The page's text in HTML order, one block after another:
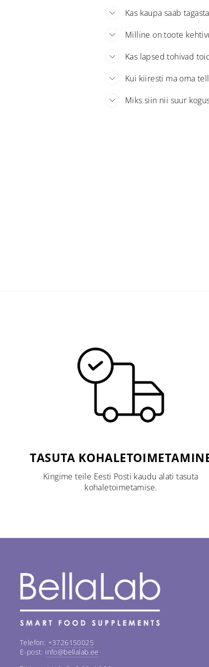
Kas kaupa saab
Milline on toote
Kas lapsed tohivad
Kui kiiresti ma oma
Miks siin nii suur
TASUTA
Kingime teile Eesti Posti kaudu alati tasuta
kohaletoimetamise.
Telefon: +3726150025
E-post: info@bellalab.ee